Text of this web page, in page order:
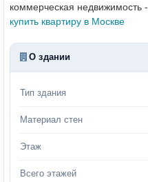
коммерческая недвижимость -
купить квартиру в Москве
О здании
Тип здания
Материал стен
Этаж
Всего этажей